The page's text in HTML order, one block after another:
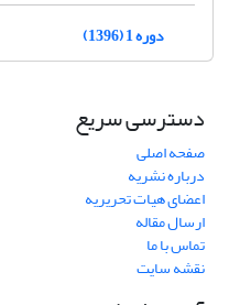
دوره 1 (1396)
دسترسی سریع
صفحه اصلی
درباره نشریه
اعضای هیات تحریریه
ارسال مقاله
تماس با ما
نقشه سایت